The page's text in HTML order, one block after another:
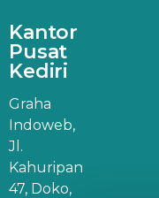
Kantor
Pusat
Kediri
Graha
Indoweb,
Jl.
Kahuripan
47, Doko,